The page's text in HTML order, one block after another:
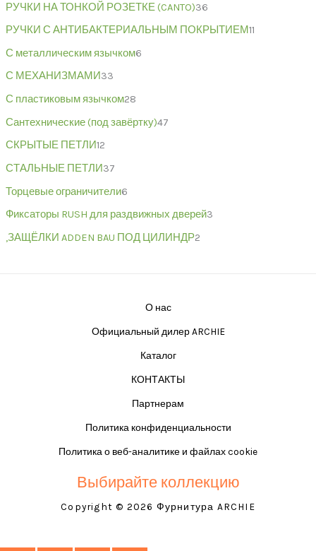
РУЧКИ НА ТОНКОЙ РОЗЕТКЕ (CANTO)36
РУЧКИ С АНТИБАКТЕРИАЛЬНЫМ ПОКРЫТИЕМ11
С металлическим язычком6
С МЕХАНИЗМАМИ33
С пластиковым язычком28
Сантехнические (под завёртку)47
СКРЫТЫЕ ПЕТЛИ12
СТАЛЬНЫЕ ПЕТЛИ37
Торцевые ограничители6
Фиксаторы RUSH для раздвижных дверей3
,ЗАЩЁЛКИ ADDEN BAU ПОД ЦИЛИНДР2
О нас
Официальный дилер ARCHIE
Каталог
КОНТАКТЫ
Партнерам
Политика конфиденциальности
Политика о веб-аналитике и файлах cookie
Выбирайте коллекцию
Copyright © 2026 Фурнитура ARCHIE